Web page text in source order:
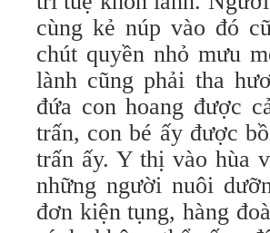
cùng kẻ núp vào đó
chút quyền nhỏ mưu
lành cũng phải tha
đứa con hoang được
trấn, con bé ấy được
trấn ấy. Y thị vào hùa
những người nuôi
đơn kiện tụng, hàng